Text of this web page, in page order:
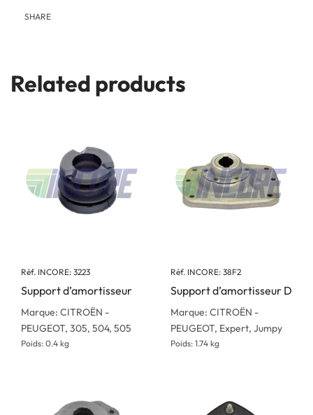
SHARE
Related products
Réf. INCORE: 3223
Support d’amortisseur
Marque: CITROËN -
PEUGEOT, 305, 504, 505
Poids: 0.4 kg
Réf. INCORE: 38F2
Support d’amortisseur D
Marque: CITROËN -
PEUGEOT, Expert, Jumpy
Poids: 1.74 kg